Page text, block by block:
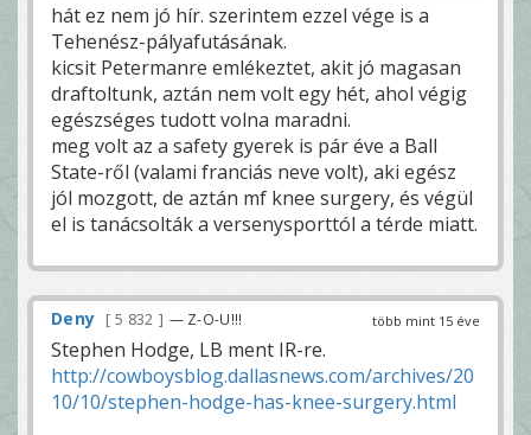
hát ez nem jó hír. szerintem ezzel vége is a
Tehenész-pályafutásának.
kicsit Petermanre emlékeztet, akit jó magasan
draftoltunk, aztán nem volt egy hét, ahol végig
egészséges tudott volna maradni.
meg volt az a safety gyerek is pár éve a Ball
State-ről (valami franciás neve volt), aki egész
jól mozgott, de aztán mf knee surgery, és végül
el is tanácsolták a versenysporttól a térde miatt.
több mint 15 éve
Deny 5 832 — Z-O-U!!!
Stephen Hodge, LB ment IR-re.
http://cowboysblog.dallasnews.com/archives/20
10/10/stephen-hodge-has-knee-surgery.html